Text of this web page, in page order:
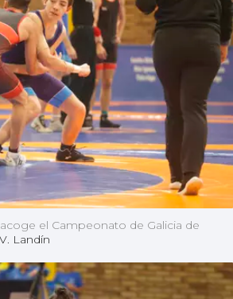
acoge el Campeonato de Galicia de
Landín